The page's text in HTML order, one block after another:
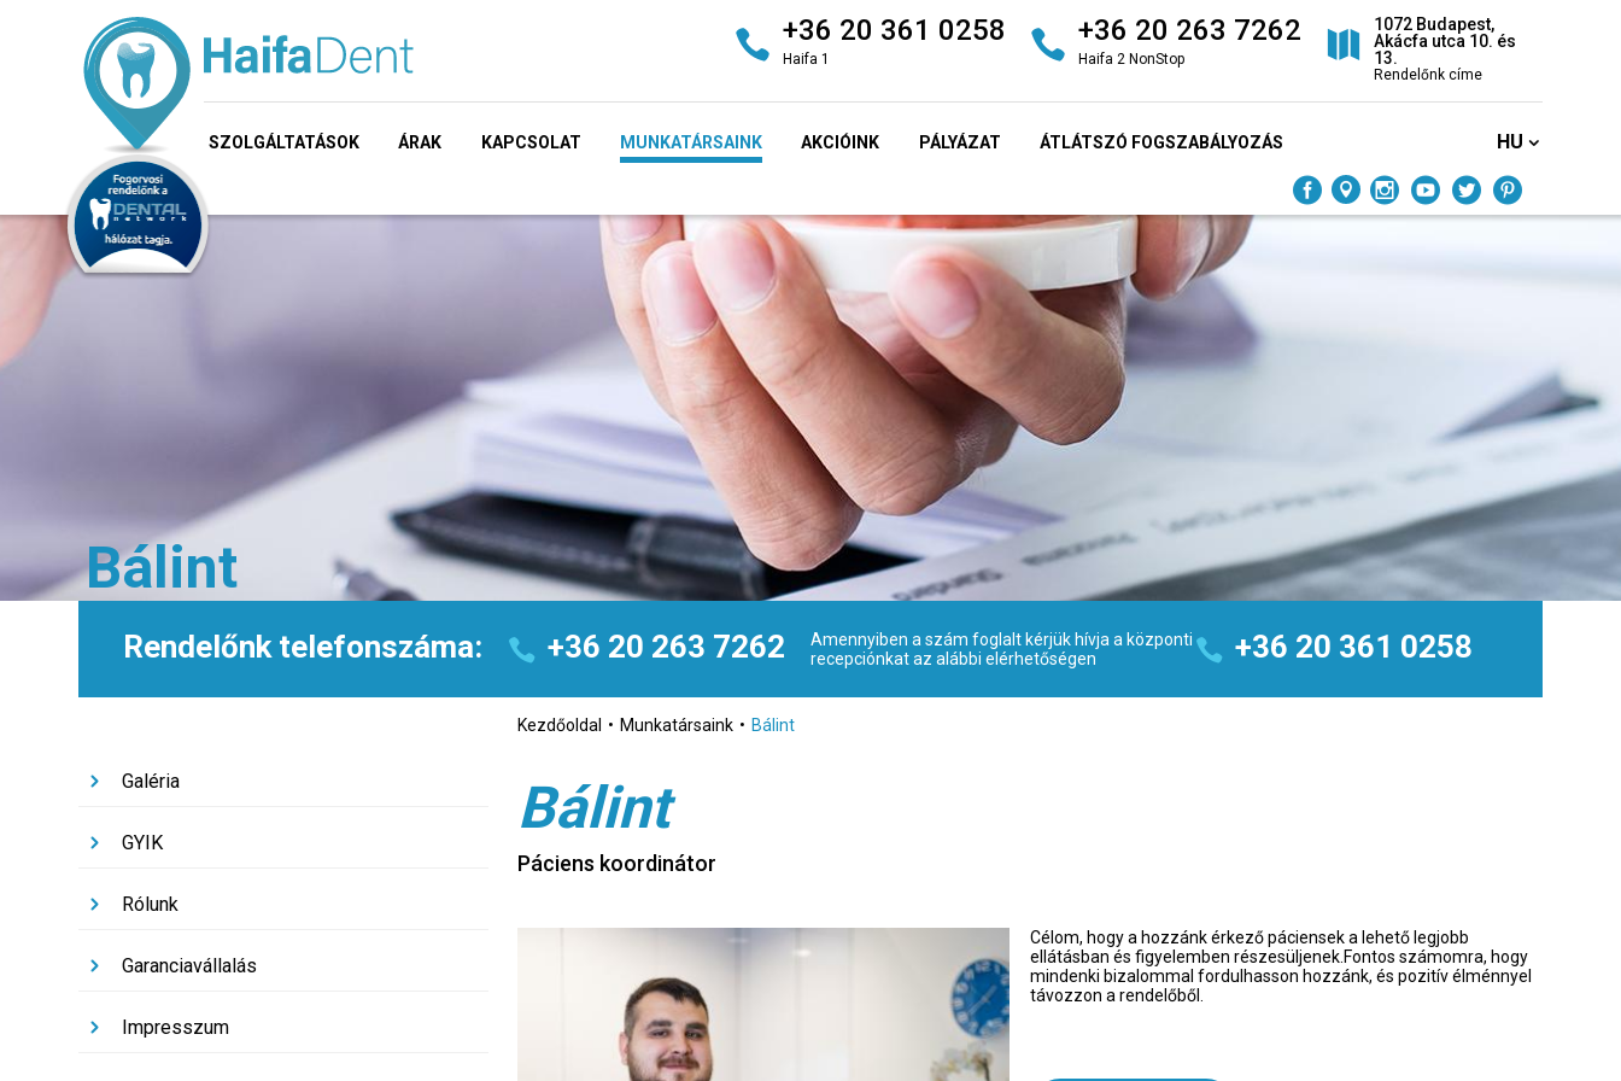
+36 20 361 0258
Haifa 1
+36 20 263 7262
Haifa 2 NonStop
1072 Budapest,
Akácfa utca 10. és
13.
Rendelőnk címe
SZOLGÁLTATÁSOK ÁRAK KAPCSOLAT MUNKATÁRSAINK AKCIÓINK PÁLYÁZAT ÁTLÁTSZÓ FOGSZABÁLYOZÁS HU
Bálint
Rendelőnk telefonszáma: +36 20 263 7262
Amennyiben a szám foglalt kérjük hívja a központi
recepciónkat az alábbi elérhetőségen
+36 20 361 0258
Galéria
GYIK
Rólunk
Garanciavállalás
Impresszum
Kezdőoldal Munkatársaink Bálint
Bálint
Páciens koordinátor
Célom, hogy a hozzánk érkező páciensek a lehető legjobb
ellátásban és figyelemben részesüljenek.Fontos számomra, hogy
mindenki bizalommal fordulhasson hozzánk, és pozitív élménnyel
távozzon a rendelőből.